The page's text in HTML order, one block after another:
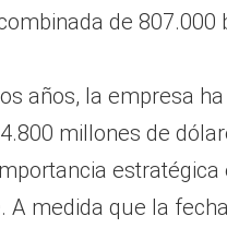
de 807.000
años, la empresa
millones de
A medida que la